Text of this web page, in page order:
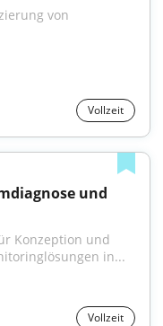
von
Vollzeit
und
Konzeption und
in...
Vollzeit